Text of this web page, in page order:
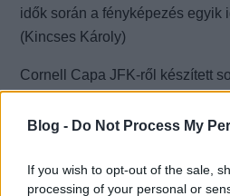
Blog - Do Not Process My
If you wish to opt-out of the sale,
processing of your personal or
idők során a fényképezés egyik
(Kincses Károly)
Cornell Capa JFK-ről készített